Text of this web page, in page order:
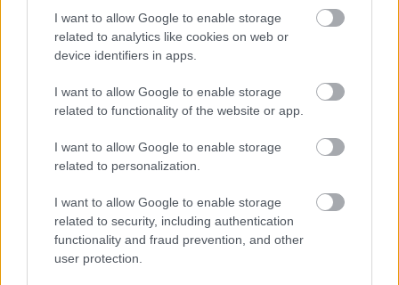
I want to allow Google to enable storage
related to analytics like cookies on web or
device identifiers in apps.
I want to allow Google to enable storage
related to functionality of the website or app.
I want to allow Google to enable storage
related to personalization.
I want to allow Google to enable storage
related to security, including authentication
functionality and fraud prevention, and other
user protection.
szüntelenül fejlődő tapasztalati
tudás gyümölcsei.
Bertalan László
oktatótól, hogy a katedrán tartózkodjék az
értékítéletektől. Ma is sokan megszegik ezt az elemi
morális követelményt. Akadnak, akik tanítás címén
pöffeszkedő gőggel hirdetik az egyedül üdvözítőnek